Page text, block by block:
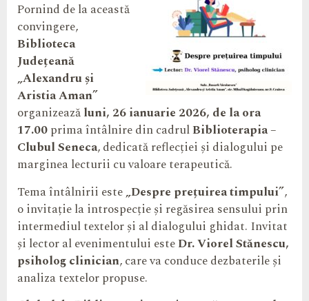
Pornind de la această
convingere,
Biblioteca
Județeană
„Alexandru și
Aristia Aman”
organizeazăluni, 26 ianuarie 2026, de la ora
17.00prima întâlnire din cadrulBiblioterapia–
Clubul Seneca, dedicată reflecției și dialogului pe
marginea lecturii cu valoare terapeutică.
Tema întâlnirii este„Despre prețuirea timpului”,
o invitație la introspecție și regăsirea sensului prin
intermediul textelor și al dialogului ghidat. Invitat
și lector al evenimentului esteDr. Viorel Stănescu,
psiholog clinician, care va conduce dezbaterile și
analiza textelor propuse.